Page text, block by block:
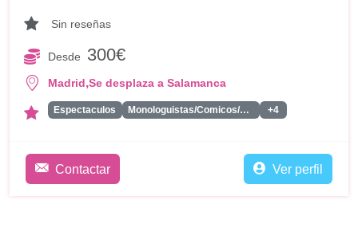
Sin reseñas
Desde 300€
Madrid,Se desplaza a Salamanca
Espectaculos Monologuistas/Comicos/Humoristas +4
Contactar Ver perfil